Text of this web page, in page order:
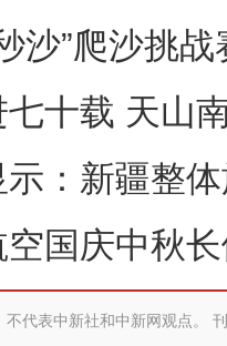
沙”爬沙挑
七十载 天山
：新疆整
国庆中秋
不代表中新社和中新网观点。